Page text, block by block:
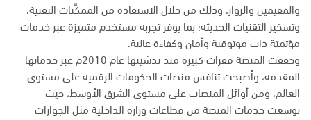
والمقيمين والزوار، وذلك من خلال الاستفادة من الممكّنات التقنية،
وتسخير التقنيات الحديثة؛ بما يوفر تجربة مستخدم متميزة عبر خدمات
مؤتمتة ذات موثوقية وأمان وكفاءة عالية.
وحققت المنصة قفزات كبيرة منذ تدشينها عام 2010م عبر خدماتها
المقدمة، وأصبحت تنافس منصات الحكومات الرقمية على مستوى
العالم، ومن أوائل المنصات على مستوى الشرق الأوسط، حيث
توسعت خدمات المنصة من قطاعات وزارة الداخلية مثل الجوازات